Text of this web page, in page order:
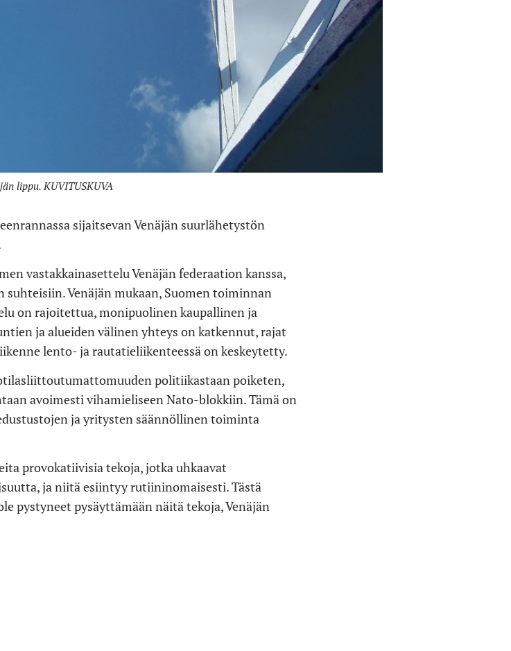
lippu. KUVITUSKUVA
sijaitsevan Venäjän suurlähetystön
vastakkainasettelu Venäjän federaation kanssa,
Venäjän mukaan, Suomen toiminnan
on rajoitettua, monipuolinen kaupallinen ja
ja alueiden välinen yhteys on katkennut, rajat
lento- ja rautatieliikenteessä on keskeytetty.
politiikastaan ​​poiketen,
avoimesti vihamieliseen Nato-blokkiin. Tämä on
ja yritysten säännöllinen toiminta
provokatiivisia tekoja, jotka uhkaavat
ja niitä esiintyy rutiininomaisesti. Tästä
pystyneet pysäyttämään näitä tekoja, Venäjän